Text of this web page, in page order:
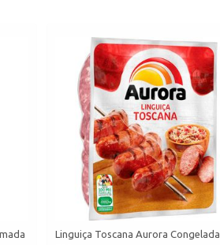
Linguiça Toscana Aurora Congelada